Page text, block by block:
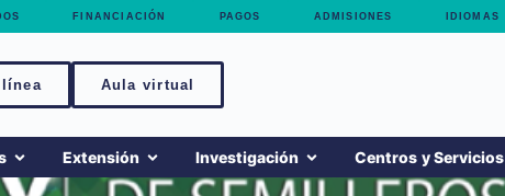
FINANCIACIÓN PAGOS ADMISIONES IDIOMAS
línea Aula virtual
Extensión Investigación Centros y Servicios